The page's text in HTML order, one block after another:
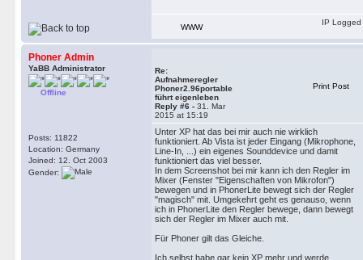
WWW
IP Logged
Phoner Admin
YaBB Administrator
Offline
Posts: 11822
Location: Germany
Joined: 12. Oct 2003
Gender:
Re:
Aufnahmeregler
Phoner2.96portable
führt eigenleben
Reply #6 - 31. Mar
2015 at 15:19
Print Post
Unter XP hat das bei mir auch nie wirklich
funktioniert. Ab Vista ist jeder Eingang (Mikrophone,
Line-In, ...) ein eigenes Sounddevice und damit
funktioniert das viel besser.
In dem Screenshot bei mir kann ich den Regler im
Mixer (Fenster "Eigenschaften von Mikrofon")
bewegen und in PhonerLite bewegt sich der Regler
"magisch" mit. Umgekehrt geht es genauso, wenn
ich in PhonerLite den Regler bewege, dann bewegt
sich der Regler im Mixer auch mit.
Für Phoner gilt das Gleiche.
Ich selbst habe gar kein XP mehr und werde